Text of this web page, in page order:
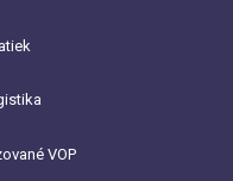
VOP